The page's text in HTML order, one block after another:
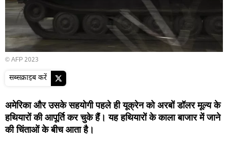
© AFP 2023
सब्सक्राइब करें
अमेरिका और उसके सहयोगी पहले ही यूक्रेन को अरबों डॉलर मूल्य के
हथियारों की आपूर्ति कर चुके हैं। यह हथियारों के काला बाजार में जाने
की चिंताओं के बीच आता है।